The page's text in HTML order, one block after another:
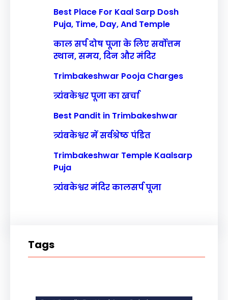
Best Place For Kaal Sarp Dosh
Puja, Time, Day, And Temple
काल सर्प दोष पूजा के लिए सर्वोत्तम
स्थान, समय, दिन और मंदिर
Trimbakeshwar Pooja Charges
त्र्यंबकेश्वर पूजा का खर्चा
Best Pandit in Trimbakeshwar
त्र्यंबकेश्वर में सर्वश्रेष्ठ पंडित
Trimbakeshwar Temple Kaalsarp
Puja
त्र्यंबकेश्वर मंदिर कालसर्प पूजा
Tags